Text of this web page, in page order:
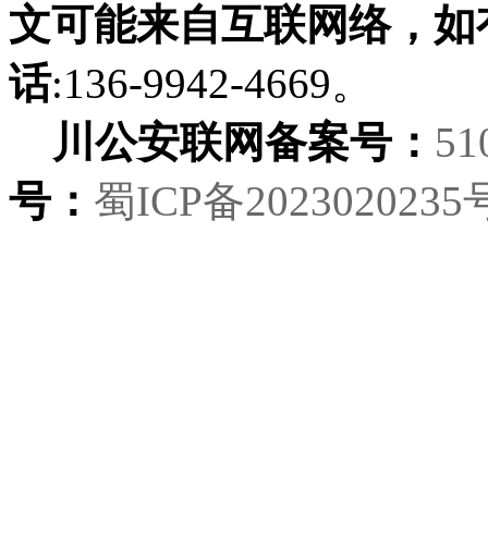
文可能来自互联网络，
话:136-9942-4669。
川公安联网备案号：
号： 蜀ICP备2023020235